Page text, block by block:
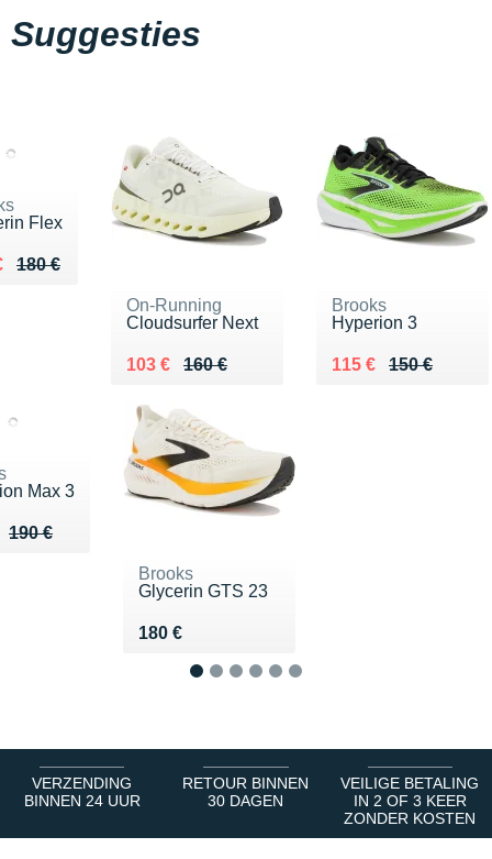
Suggesties
Flex
180 €
de 180 €
138 €
On-Running
Cloudsurfer Next
160 €
Au lieu de 160 €
103 €
Vendu 103 €
Brooks
Hyperion 3
150 €
Au lieu de 150 €
115 €
Vendu 115 €
Max 3
190 €
de 190 €
125 €
Brooks
Glycerin GTS 23
180 €
Vendu 180 €
VERZENDING
BINNEN 24 UUR
RETOUR BINNEN
30 DAGEN
VEILIGE BETALING
IN 2 OF 3 KEER
ZONDER KOSTEN